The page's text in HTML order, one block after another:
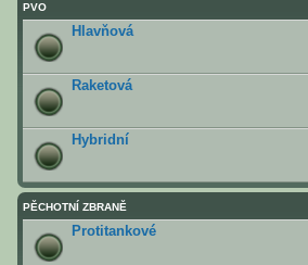
PVO
Hlavňová
Raketová
Hybridní
PĚCHOTNÍ ZBRANĚ
Protitankové